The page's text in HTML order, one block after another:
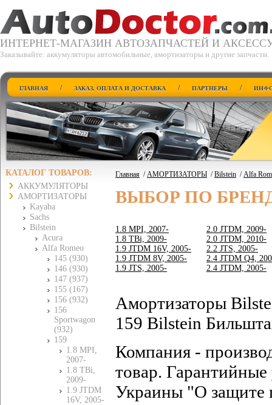
ИНТЕРНЕТ-МАГАЗИН АВТОЗАПЧАСТЕЙ И
Заказывайте: аккумуляторы автомобильные, амортизаторы и другие запчасти.
ГЛАВНАЯ / ЗАКАЗ, ОПЛАТА И ДОСТАВКА / ПАРТНЕРЫ /
КАТАЛОГ ТОВАРОВ:
АККУМУЛЯТОРЫ
АМОРТИЗАТОРЫ
Kayaba
Sachs
Bilstein
Acura
Alfa Romeo
145 (930)
146 (930)
147 (937)
155 (167)
156 (932)
156
Sportwagon
(932)
159
1.8 MPI,
2007-
1.8 TBi,
2009-
1.9 JTDM
16V, 2005-
Главная /АМОРТИЗАТОРЫ /Bilstein /Alfa
ВЫБОР ПО
1.8 MPI, 2007-
1.8 TBi, 2009-
1.9 JTDM 16V, 2005-
1.9 JTDM 8V, 2005-
1.9 JTS, 2005-
2.0 JTDM, 2009-
2.0 JTDM, 2010-
2.2 JTS, 2005-
2.4 JTDM Q4,
2.4 JTDM, 2005-
Амортизаторы
159 Bilstein
Компания -
товар. Гарантийные
Украины "О защите